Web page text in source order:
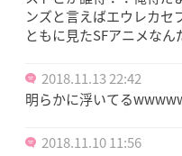
ンズと言えばエウレカセ
ともに見たSFアニメなん
2018.11.13 22:42
明らかに浮いてる
2018.11.10 11:56